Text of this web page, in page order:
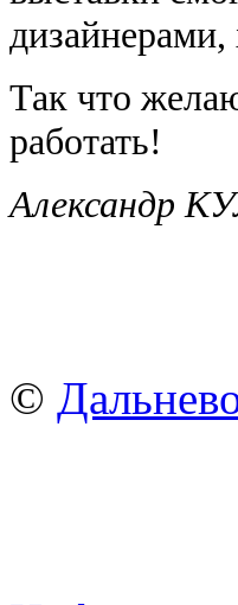
Так что
работать!
Александр
©